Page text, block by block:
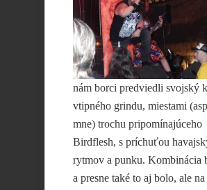
nám borci predviedli svojský
vtipného grindu, miestami
mne) trochu pripomínajúceho
Birdflesh, s príchuťou
rytmov a punku. Kombinácia
a presne také to aj bolo, ale